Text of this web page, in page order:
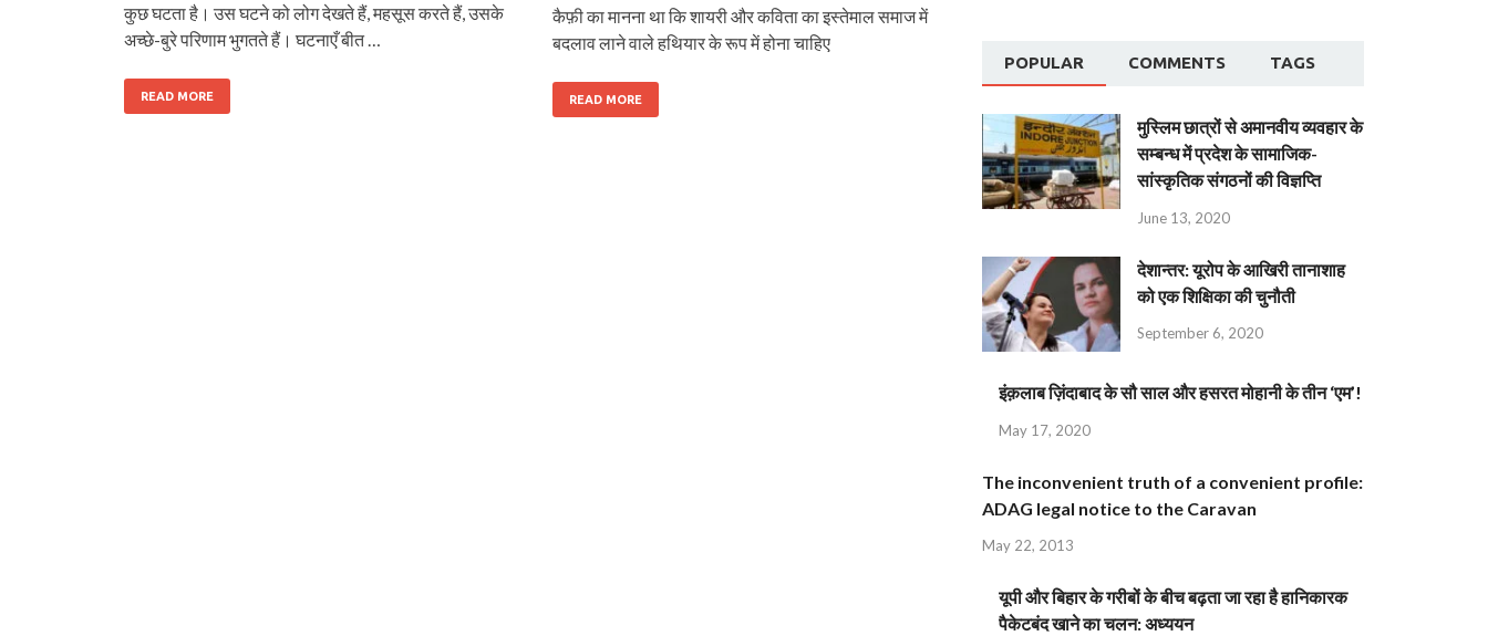
कुछ घटता है। उस घटने को लोग देखते हैं, महसूस करते हैं, उसके
अच्छे-बुरे परिणाम भुगतते हैं। घटनाएँ बीत …
READ MORE
कैफ़ी का मानना था कि शायरी और कविता का इस्तेमाल समाज में
बदलाव लाने वाले हथियार के रूप में होना चाहिए
READ MORE
POPULAR COMMENTS TAGS
मुस्लिम छात्रों से अमानवीय व्यवहार के
सम्बन्ध में प्रदेश के सामाजिक-
सांस्कृतिक संगठनों की विज्ञप्ति
June 13, 2020
देशान्‍तर: यूरोप के आखिरी तानाशाह
को एक शिक्षिका की चुनौती
September 6, 2020
इंक़लाब ज़िंदाबाद के सौ साल और हसरत मोहानी के तीन ‘एम’!
May 17, 2020
The inconvenient truth of a convenient profile:
ADAG legal notice to the Caravan
May 22, 2013
यूपी और बिहार के गरीबों के बीच बढ़ता जा रहा है हानिकारक
पैकेटबंद खाने का चलन: अध्ययन